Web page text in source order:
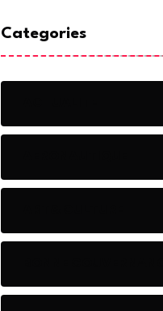
Categories